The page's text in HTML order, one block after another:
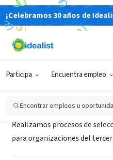
¡Celebramos 30 años de
Participa Encuentra empleo
Encontrar empleos u
CONSULTOR TERCER
Pratt Pinet
Realizamos procesos de
para organizaciones del